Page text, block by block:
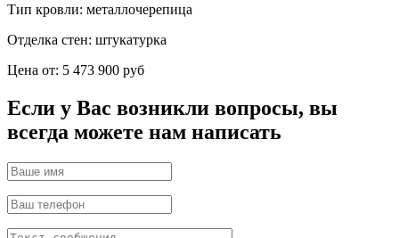
Тип кровли: металлочерепица
Отделка стен: штукатурка
Цена от: 5 473 900 руб
Если у Вас возникли вопросы, вы
всегда можете нам написать